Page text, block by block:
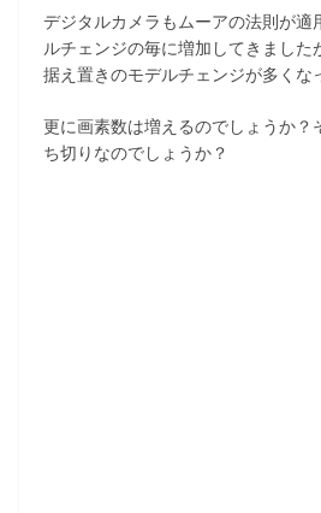
c
e
b
o
itt
er
e ck
et
デジタルカメラもムーアの法則が適
ルチェンジの毎に増加してきました
据え置きのモデルチェンジが多くな
更に画素数は増えるのでしょうか？
ち切りなのでしょうか？